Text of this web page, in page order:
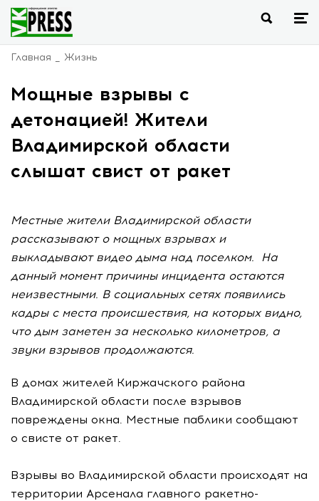
Главная Жизнь
Мощные взрывы с
детонацией! Жители
Владимирской области
слышат свист от ракет
Местные жители Владимирской области
рассказывают о мощных взрывах и
выкладывают видео дыма над поселком. На
данный момент причины инцидента остаются
неизвестными. В социальных сетях появились
кадры с места происшествия, на которых видно,
что дым заметен за несколько километров, а
звуки взрывов продолжаются.
В домах жителей Киржачского района
Владимирской области после взрывов
повреждены окна. Местные паблики сообщают
о свисте от ракет.
Взрывы во Владимирской области происходят на
территории Арсенала главного ракетно-